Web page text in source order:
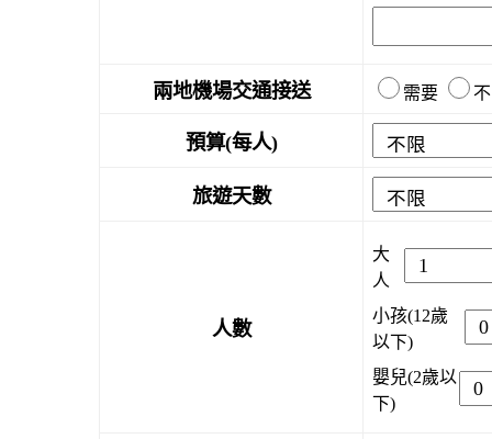
兩地機場交通接送 需要
預算(每人)
旅遊天數
人數
大
人
小孩(12歲
以下)
嬰兒(2歲以
下)